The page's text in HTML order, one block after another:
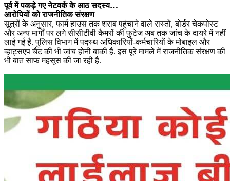
पूर्व में पकड़े गए नेटवर्क के आठ सदस्य…
आरोपियों को राजनीतिक संरक्षण
सूत्रों के अनुसार, फार्म हाउस तक शराब पहुंचाने वाले रास्तों, बोर्डर चेकपोस्ट
और अन्य मार्गों पर लगे सीसीटीवी कैमरों की फुटेज अब तक जांच के दायरे में नहीं
लाई गई है. पुलिस विभाग में पदस्थ अधिकारियों-कर्मचारियों के मोबाइल और
व्हाट्सएप चैट की भी जांच होनी बाकी है. इस पूरे मामले में राजनीतिक संरक्षण की
भी बात साफ महसूस की जा रही है.